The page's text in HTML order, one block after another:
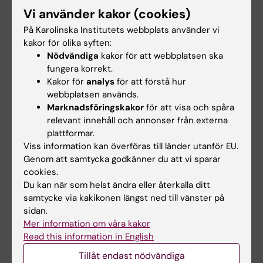
Schipper E; Rautio D; Silverberg-Morse M;
Serlachius E; Mataix-Cols D
Alla övriga publikationer
PREPRINT:METAARXIV.
Transparency without reproducibility? Open
science practices in systematic reviews from
2014 to 2024: a cohort study of 300
systematic reviews
Färnqvist K
PREPRINT:
Effectiveness of behaviour therapy for
children and adolescents with Tourette
syndrome and chronic tic disorder in a real-
world setting
Andrén P; Wachtmeister V; Franzé J; Speiner
Vi använder kakor (cookies)
På Karolinska Institutets webbplats använder vi
kakor för olika syften:
Nödvändiga kakor för att webbplatsen ska
fungera korrekt.
Kakor för analys för att förstå hur
webbplatsen används.
Marknadsföringskakor för att visa och spåra
relevant innehåll och annonser från externa
plattformar.
Viss information kan överföras till länder utanför EU.
Genom att samtycka godkänner du att vi sparar
cookies.
Du kan när som helst ändra eller återkalla ditt
samtycke via kakikonen längst ned till vänster på
sidan.
Mer information om våra kakor
Read this information in English
Tillåt endast nödvändiga